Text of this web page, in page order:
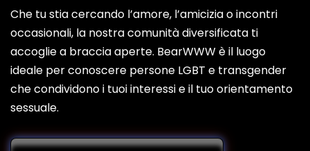
Che tu stia cercando l’amore, l’amicizia o incontri
occasionali, la nostra comunità diversificata ti
accoglie a braccia aperte. BearWWW è il luogo
ideale per conoscere persone LGBT e transgender
che condividono i tuoi interessi e il tuo orientamento
sessuale.